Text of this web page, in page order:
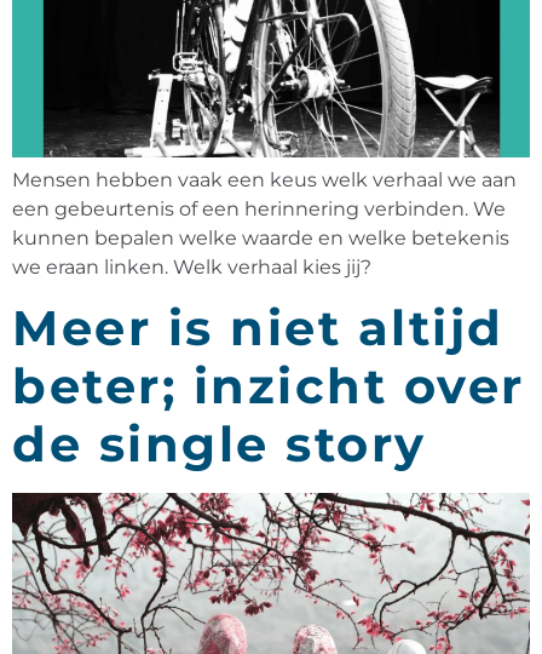
Mensen hebben vaak een keus welk verhaal we aan
een gebeurtenis of een herinnering verbinden. We
kunnen bepalen welke waarde en welke betekenis
we eraan linken. Welk verhaal kies jij?
Meer is niet altijd
beter; inzicht over
de single story